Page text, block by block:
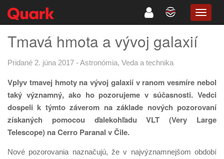
Tmavá hmota a vývoj galaxií
Pridané 2. júna 2017 -Astronómia, Veda a technika
Vplyv tmavej hmoty na vývoj galaxií v ranom vesmíre nebol
taký významný, ako ho pozorujeme v súčasnosti. Vedci
dospeli k týmto záverom na základe nových pozorovaní
získaných pomocou ďalekohľadu VLT (Very Large
Telescope) na Cerro Paranal v Čile.
Nové pozorovania naznačujú, že v najvýznamnejšom období